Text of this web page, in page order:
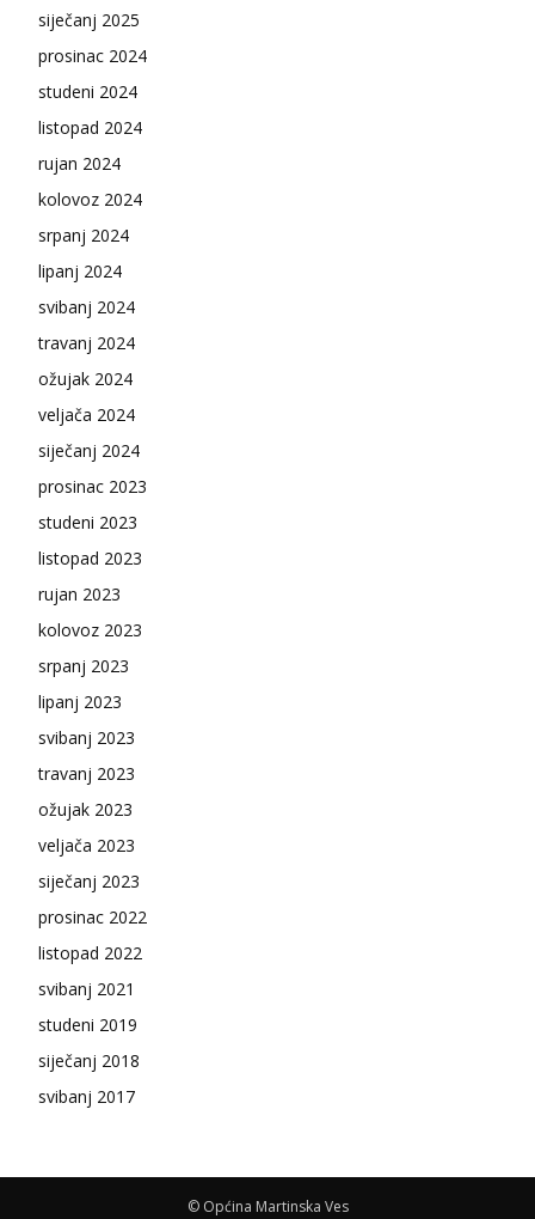
siječanj 2025
prosinac 2024
studeni 2024
listopad 2024
rujan 2024
kolovoz 2024
srpanj 2024
lipanj 2024
svibanj 2024
travanj 2024
ožujak 2024
veljača 2024
siječanj 2024
prosinac 2023
studeni 2023
listopad 2023
rujan 2023
kolovoz 2023
srpanj 2023
lipanj 2023
svibanj 2023
travanj 2023
ožujak 2023
veljača 2023
siječanj 2023
prosinac 2022
listopad 2022
svibanj 2021
studeni 2019
siječanj 2018
svibanj 2017
© Općina Martinska Ves